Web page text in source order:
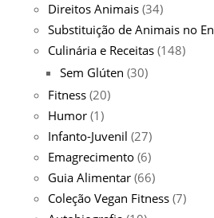
Direitos Animais (34)
Substituição de Animais no
Culinária e Receitas (148)
Sem Glúten (30)
Fitness (20)
Humor (1)
Infanto-Juvenil (27)
Emagrecimento (6)
Guia Alimentar (66)
Coleção Vegan Fitness (7)